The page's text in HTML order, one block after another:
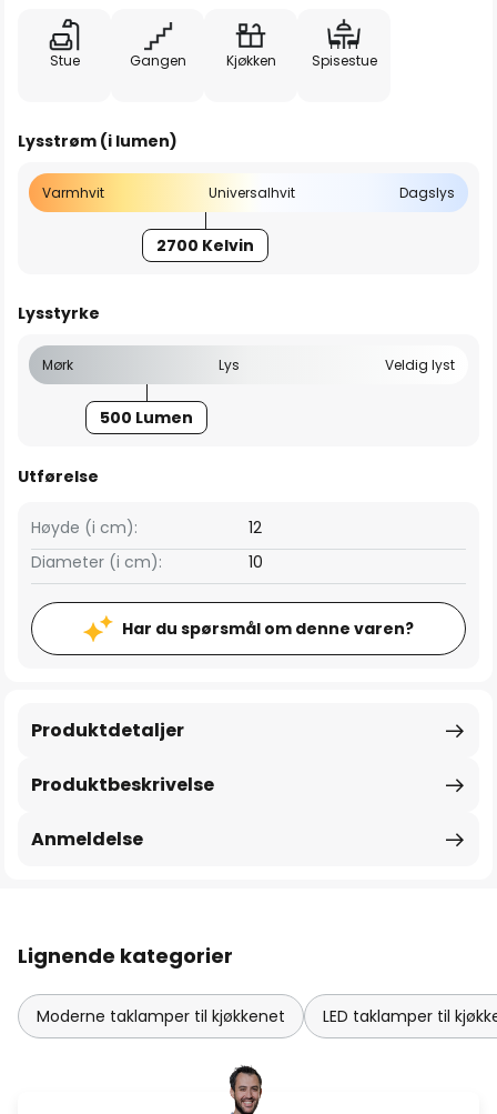
Stue Gangen Kjøkken Spisestue
Lysstrøm (i lumen)
Varmhvit Universalhvit Dagslys
2700 Kelvin
Lysstyrke
Mørk Lys Veldig lyst
500 Lumen
Utførelse
Høyde (i cm):
12
Diameter (i cm):
10
Har du spørsmål om denne varen?
Produktbeskrivelse
Produktdetaljer
Anmeldelse
Lignende kategorier
Moderne taklamper til kjøkkenet LED taklamper til